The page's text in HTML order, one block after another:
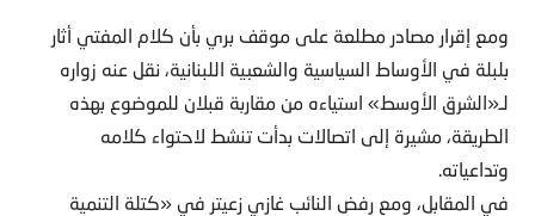
ومع إقرار مصادر مطلعة على موقف بري بأن كلام المفتي أثار
بلبلة في الأوساط السياسية والشعبية اللبنانية، نقل عنه زواره
لـ«الشرق الأوسط» استياءه من مقاربة قبلان للموضوع بهذه
الطريقة، مشيرة إلى اتصالات بدأت تنشط لاحتواء كلامه
وتداعياته.
في المقابل، ومع رفض النائب غازي زعيتر في «كتلة التنمية